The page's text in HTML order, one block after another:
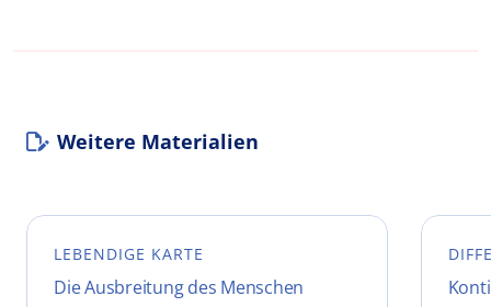
Weitere Materialien
LEBENDIGE KARTE
Die Ausbreitung des Menschen